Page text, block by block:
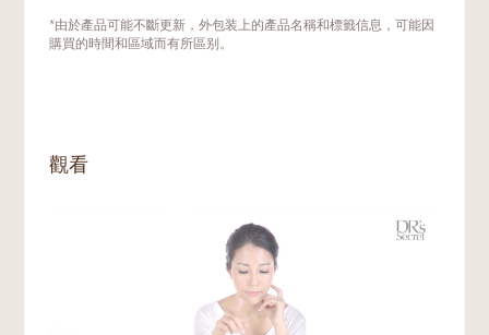
涼感及清爽感是由於配方當中的植物單寧酸綜
合及酵母發酵提取。植物單寧酸綜合是天然的
*由於產品可能不斷更新，外包装上的產品名稱和標籤信息，可能因
購買的時間和區域而有所區别。
觀看